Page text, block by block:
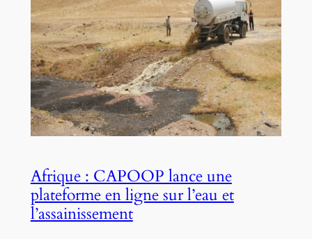
Afrique : CAPOOP lance une
plateforme en ligne sur l’eau et
l’assainissement